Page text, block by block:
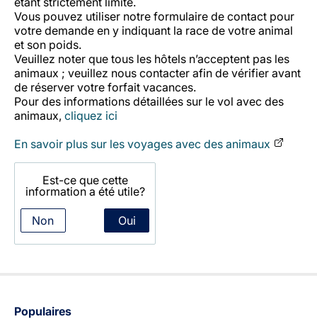
Carrières chez Luxair
Vous pouvez utiliser notre formulaire de contact pour
votre demande en y indiquant la race de votre animal
et son poids.
Veuillez noter que tous les hôtels n’acceptent pas les
animaux ; veuillez nous contacter afin de vérifier avant
de réserver votre forfait vacances.
Pour des informations détaillées sur le vol avec des
animaux, cliquez ici
En savoir plus sur les voyages avec des animaux
Est-ce que cette
information a été utile?
Non Oui
Populaires